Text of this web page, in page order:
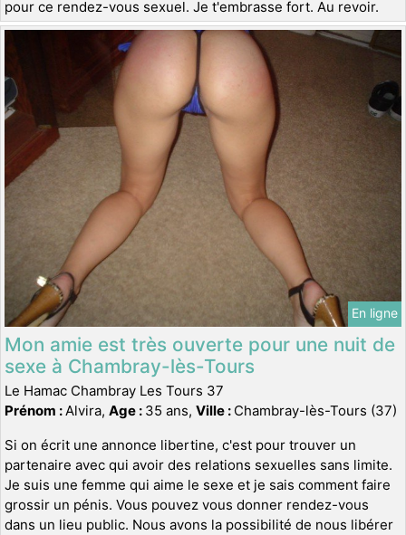
pour ce rendez-vous sexuel. Je t'embrasse fort. Au revoir.
En ligne
Mon amie est très ouverte pour une nuit de
sexe à Chambray-lès-Tours
Le Hamac Chambray Les Tours 37
Prénom :Alvira, Age : 35 ans, Ville : Chambray-lès-Tours (37)
Si on écrit une annonce libertine, c'est pour trouver un
partenaire avec qui avoir des relations sexuelles sans limite.
Je suis une femme qui aime le sexe et je sais comment faire
grossir un pénis. Vous pouvez vous donner rendez-vous
dans un lieu public. Nous avons la possibilité de nous libérer